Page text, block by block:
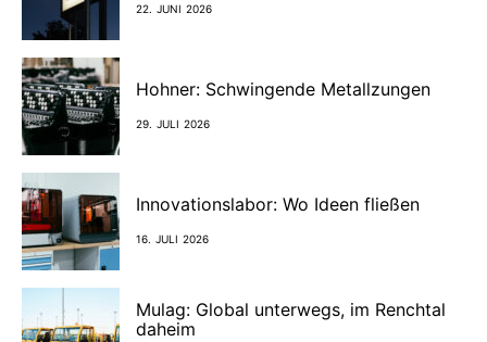
22. JUNI 2026
Hohner: Schwingende Metallzungen
29. JULI 2026
Innovationslabor: Wo Ideen fließen
16. JULI 2026
Mulag: Global unterwegs, im Renchtal
daheim